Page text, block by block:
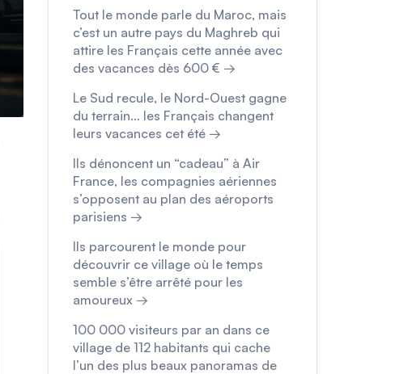
Tout le monde parle du Maroc, mais
c’est un autre pays du Maghreb qui
attire les Français cette année avec
des vacances dès 600 € →
Le Sud recule, le Nord-Ouest gagne
du terrain… les Français changent
leurs vacances cet été →
Ils dénoncent un “cadeau” à Air
France, les compagnies aériennes
s’opposent au plan des aéroports
parisiens →
Ils parcourent le monde pour
découvrir ce village où le temps
semble s’être arrêté pour les
amoureux →
100 000 visiteurs par an dans ce
village de 112 habitants qui cache
l’un des plus beaux panoramas de